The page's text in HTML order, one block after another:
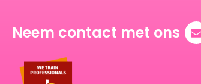
Neem contact met ons